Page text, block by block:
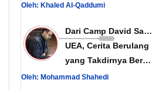
dengan Suriah
Oleh: Khaled Al-Qaddumi
Dari Camp David Sampai
UEA, Cerita Berulang
yang Takdirnya Berulang
Oleh: Mohammad Shahedi